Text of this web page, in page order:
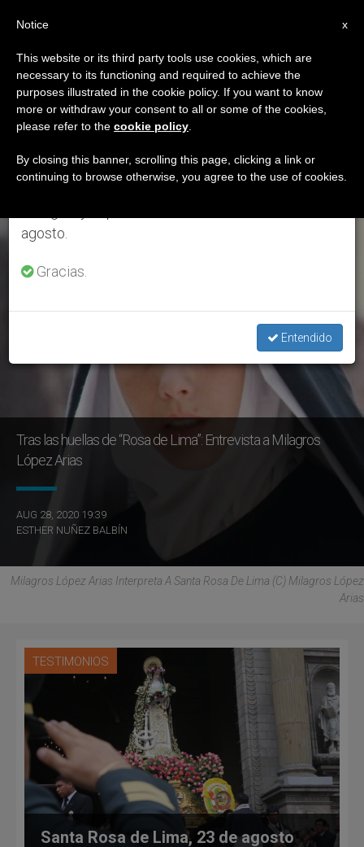
ETIQUETA
Posts Tagged ‘Santa
Rosa De Lima’
ÚLTIMAS NOTICIAS
Tras las huellas de “Rosa de Lima”: Entrevista a Milagros
López Arias
AUG 28, 2020 19:39
ESTHER NUÑEZ BALBÍN
Milagros López Arias Interpreta A Santa Rosa De Lima (C) Milagros López
Arias
TESTIMONIOS
Santa Rosa de Lima, 23 de agosto
×
Aviso importante
Del 27 de julio al 7 de agosto haremos la pausa
anual, aprovechando que en el periodo de verano
se generan menos informaciones y también el
agosto.
Gracias.
Entendido
x
Notice
This website or its third party tools use cookies, which are
necessary to its functioning and required to achieve the
purposes illustrated in the cookie policy. If you want to know
more or withdraw your consent to all or some of the cookies,
please refer to the cookie policy
By closing this banner, scrolling this page, clicking a link or
continuing to browse otherwise, you agree to the use of cookies.